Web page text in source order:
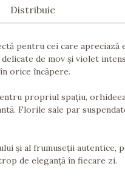
Distribuie
pentru cei care apreciază
de mov și violet
orice încăpere.
propriul spațiu,
Florile sale par
și al frumuseții
de eleganță în fiecare zi.